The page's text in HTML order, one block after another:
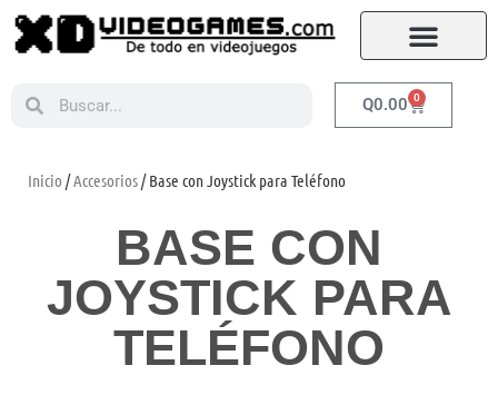
Q0.00 0
Inicio /Accesorios/ Base con Joystick para Teléfono
BASE CON
JOYSTICK PARA
TELÉFONO